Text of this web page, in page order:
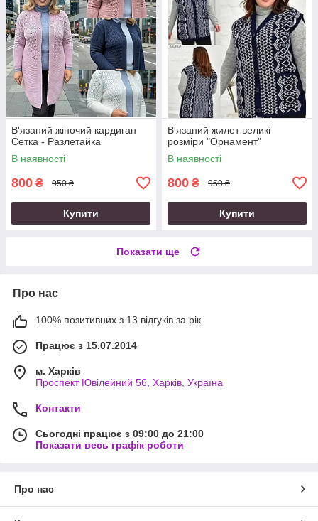
В'язаний жіночий кардиган
Сетка - Разлетайка
В наявності
800 ₴ 950 ₴
Купити
В'язаний жилет великі
розміри "Орнамент"
В наявності
800 ₴ 950 ₴
Купити
Показати ще
Про нас
100% позитивних з 13 відгуків за рік
Працює з 15.07.2014
м. Харків
Проспект Ювілейний 56, Харків, Україна
Контакти
Сьогодні працює з 09:00 до 21:00
Показати весь графік роботи
Про нас